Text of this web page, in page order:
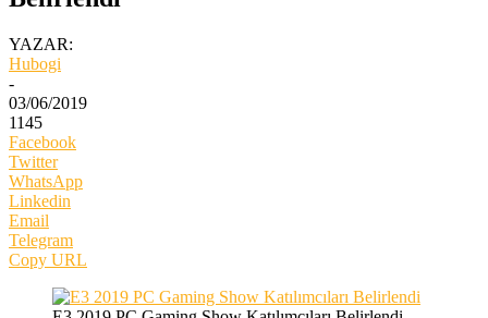
YAZAR:
Hubogi
-
03/06/2019
1145
Facebook
Twitter
WhatsApp
Linkedin
Email
Telegram
Copy URL